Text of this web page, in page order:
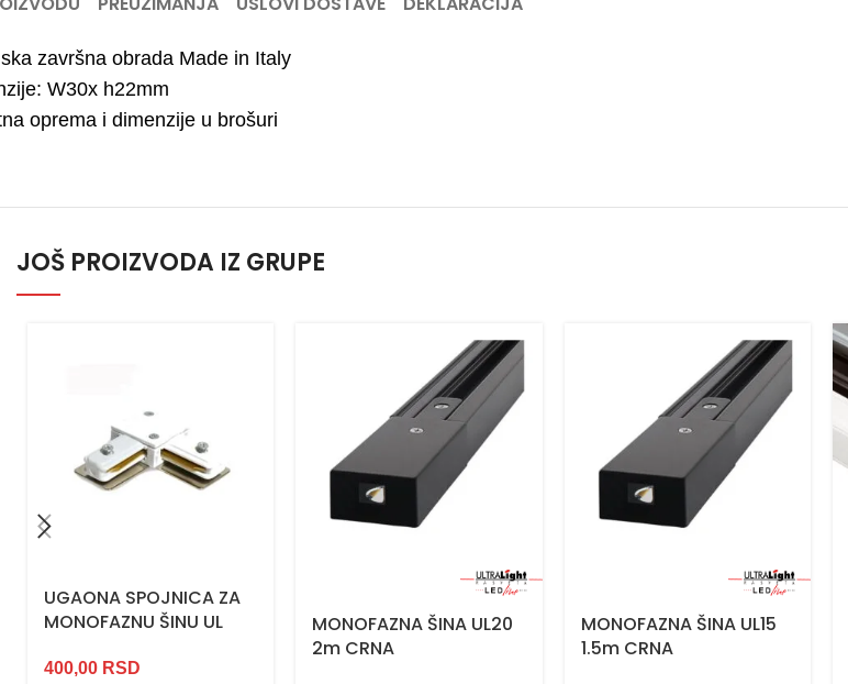
završna obrada Made in Italy
W30x h22mm
oprema i dimenzije u brošuri
JOŠ PROIZVODA IZ GRUPE
UGAONA SPOJNICA ZA
MONOFAZNU ŠINU UL
400,00 RSD
MONOFAZNA ŠINA UL20
2m CRNA
MONOFAZNA ŠINA UL15
1.5m CRNA